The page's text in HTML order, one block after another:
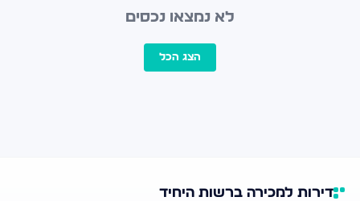
לא נמצאו נכסים
הצג הכל
דירות למכירה ברשות היחיד